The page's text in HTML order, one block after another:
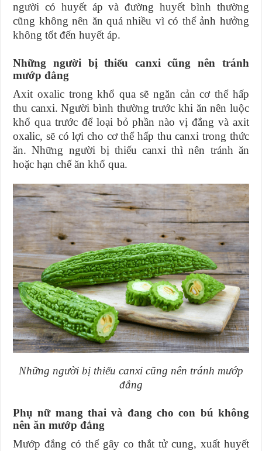
người có huyết áp và đường huyết bình thường
cũng không nên ăn quá nhiều vì có thể ảnh hưởng
không tốt đến huyết áp.
Những người bị thiếu canxi cũng nên tránh
mướp đắng
Axit oxalic trong khổ qua sẽ ngăn cản cơ thể hấp
thu canxi. Người bình thường trước khi ăn nên luộc
khổ qua trước để loại bỏ phần nào vị đắng và axit
oxalic, sẽ có lợi cho cơ thể hấp thu canxi trong thức
ăn. Những người bị thiếu canxi thì nên tránh ăn
hoặc hạn chế ăn khổ qua.
Những người bị thiếu canxi cũng nên tránh mướp
đắng
Phụ nữ mang thai và đang cho con bú không
nên ăn mướp đắng
Mướp đắng có thể gây co thắt tử cung, xuất huyết